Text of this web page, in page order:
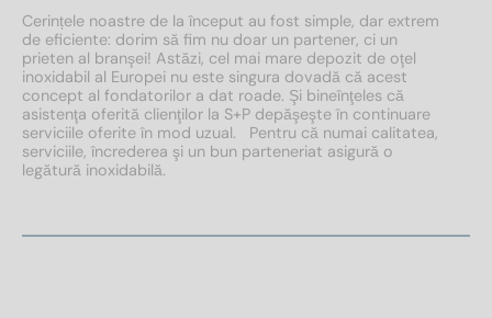
Cerințele noastre de la început au fost simple, dar extrem
de eficiente: dorim să fim nu doar un partener, ci un
prieten al branşei! Astăzi, cel mai mare depozit de oţel
inoxidabil al Europei nu este singura dovadă că acest
concept al fondatorilor a dat roade. Şi bineînţeles că
asistenţa oferită clienţilor la S+P depăşeşte în continuare
serviciile oferite în mod uzual. Pentru că numai calitatea,
serviciile, încrederea şi un bun parteneriat asigură o
legătură inoxidabilă.